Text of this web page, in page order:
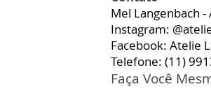
Mel Langenbach -
Instagram:
Facebook: Atelie
Telefone: (11)
Faça Você